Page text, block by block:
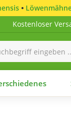
•
Kostenloser